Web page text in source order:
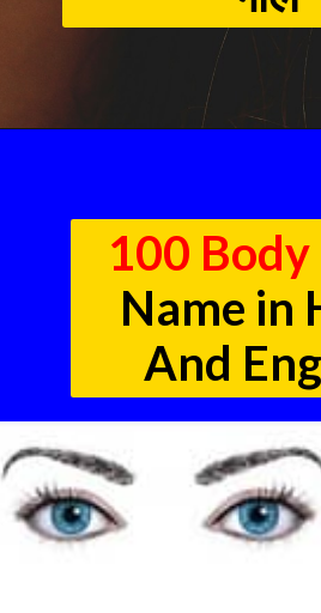
100
Name in
And